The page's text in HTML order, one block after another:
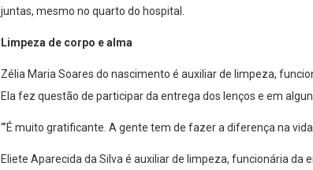
juntas, mesmo no quarto do hospital.
Limpeza de corpo e alma
Zélia Maria Soares do nascimento é auxiliar de limpeza,
Ela fez questão de participar da entrega dos lenços e em
“’É muito gratificante. A gente tem de fazer a diferença na
Eliete Aparecida da Silva é auxiliar de limpeza, funcionária